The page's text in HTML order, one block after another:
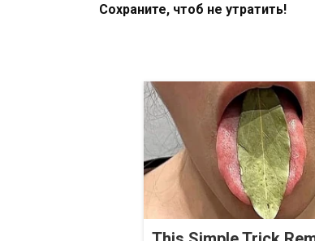
Сохраните, чтоб не утратить!